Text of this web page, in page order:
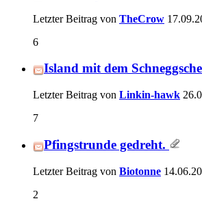
Letzter Beitrag von TheCrow
6
Island mit dem Schneggsche
Letzter Beitrag von Linkin-hawk
7
Pfingstrunde gedreht.
Letzter Beitrag von Biotonne
2